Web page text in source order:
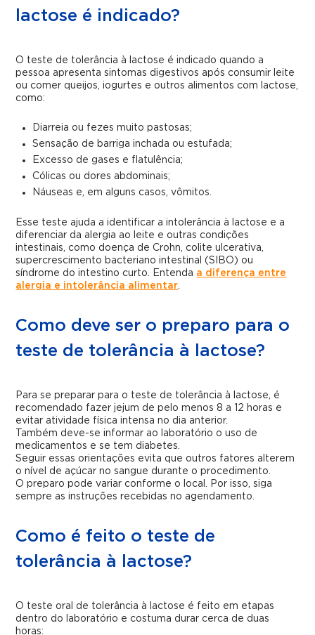
lactose é indicado?
O teste de tolerância à lactose é indicado quando a
pessoa apresenta sintomas digestivos após consumir leite
ou comer queijos, iogurtes e outros alimentos com lactose,
como:
Diarreia ou fezes muito pastosas;
Sensação de barriga inchada ou estufada;
Excesso de gases e flatulência;
Cólicas ou dores abdominais;
Náuseas e, em alguns casos, vômitos.
Esse teste ajuda a identificar a intolerância à lactose e a
diferenciar da alergia ao leite e outras condições
intestinais, como doença de Crohn, colite ulcerativa,
supercrescimento bacteriano intestinal (SIBO) ou
síndrome do intestino curto. Entenda a diferença entre
alergia e intolerância alimentar
Como deve ser o preparo para o
teste de tolerância à lactose?
Para se preparar para o teste de tolerância à lactose, é
recomendado fazer jejum de pelo menos 8 a 12 horas e
evitar atividade física intensa no dia anterior.
Também deve-se informar ao laboratório o uso de
medicamentos e se tem diabetes.
Seguir essas orientações evita que outros fatores alterem
o nível de açúcar no sangue durante o procedimento.
O preparo pode variar conforme o local. Por isso, siga
sempre as instruções recebidas no agendamento.
Como é feito o teste de
tolerância à lactose?
O teste oral de tolerância à lactose é feito em etapas
dentro do laboratório e costuma durar cerca de duas
horas: